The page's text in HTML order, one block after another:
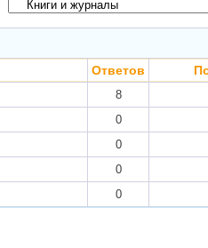
Ответов
8
0
0
0
0